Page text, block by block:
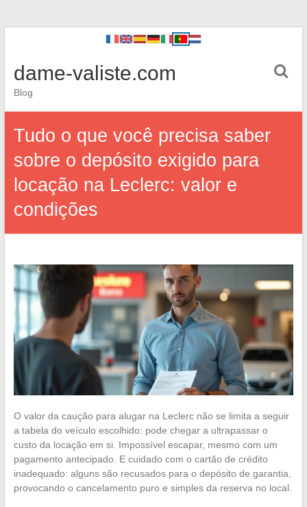
dame-valiste.com
Blog
Tudo o que você precisa saber
sobre o depósito exigido para
locação na Leclerc: valor e
condições
O valor da caução para alugar na Leclerc não se limita a seguir
a tabela do veículo escolhido: pode chegar a ultrapassar o
custo da locação em si. Impossível escapar, mesmo com um
pagamento antecipado. E cuidado com o cartão de crédito
inadequado: alguns são recusados para o depósito de garantia,
provocando o cancelamento puro e simples da reserva no local.